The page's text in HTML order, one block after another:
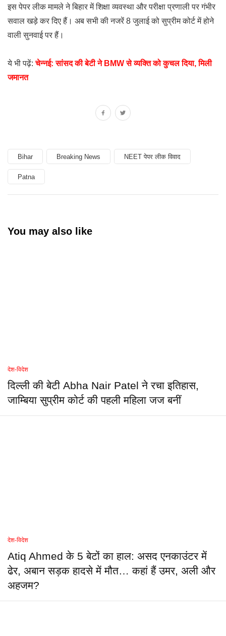
इस पेपर लीक मामले ने बिहार में शिक्षा व्यवस्था और परीक्षा प्रणाली पर गंभीर
सवाल खड़े कर दिए हैं। अब सभी की नजरें 8 जुलाई को सुप्रीम कोर्ट में होने
वाली सुनवाई पर हैं।
ये भी पढ़ें:चेन्नई: सांसद की बेटी ने BMW से व्यक्ति को कुचल दिया, मिली
जमानत
Bihar Breaking News NEET पेपर लीक विवाद
Patna
You may also like
देश-विदेश
दिल्ली की बेटी Abha Nair Patel ने रचा इतिहास,
जाम्बिया सुप्रीम कोर्ट की पहली महिला जज बनीं
देश-विदेश
Atiq Ahmed के 5 बेटों का हाल: असद एनकाउंटर में
ढेर, अबान सड़क हादसे में मौत… कहां हैं उमर, अली और
अहजम?